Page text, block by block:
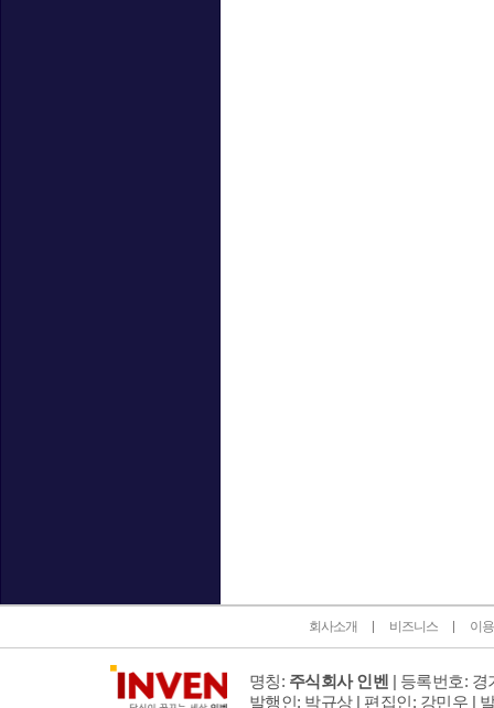
회사소개 비즈니스 이
명칭: 주식회사 인벤 | 등록번호: 경
발행인: 박규상 | 편집인: 강민우 |